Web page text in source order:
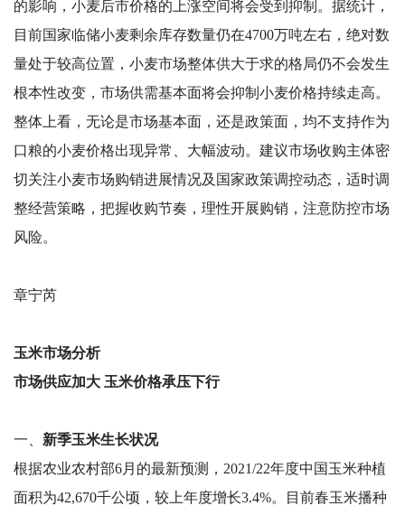
的影响，小麦后市价格的上涨空间将会受到抑制。据统计，
目前国家临储小麦剩余库存数量仍在4700万吨左右，绝对数
量处于较高位置，小麦市场整体供大于求的格局仍不会发生
根本性改变，市场供需基本面将会抑制小麦价格持续走高。
整体上看，无论是市场基本面，还是政策面，均不支持作为
口粮的小麦价格出现异常、大幅波动。建议市场收购主体密
切关注小麦市场购销进展情况及国家政策调控动态，适时调
整经营策略，把握收购节奏，理性开展购销，注意防控市场
风险。
章宁芮
玉米市场分析
市场供应加大 玉米价格承压下行
一、 新季玉米生长状况
根据农业农村部6月的最新预测，2021/22年度中国玉米种植
面积为42,670千公顷，较上年度增长3.4%。目前春玉米播种